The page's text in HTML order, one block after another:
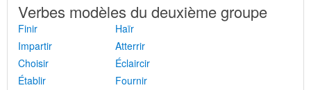
Verbes modèles du deuxième groupe
Finir
Haïr
Impartir
Atterrir
Choisir
Éclaircir
Établir
Fournir